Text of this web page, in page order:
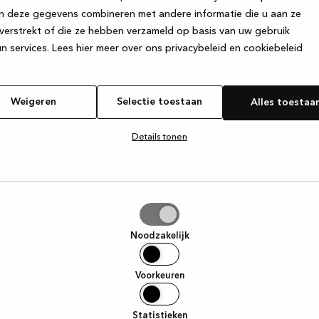
deze gegevens combineren met andere informatie die u aan ze
of die ze hebben verzameld op basis van uw gebruik
services. Lees hier meer over ons privacybeleid en cookiebeleid
Weigeren Selectie toestaan Alles
Details tonen
Noodzakelijk
Voorkeuren
Statistieken
has occurred while loadingwww.kvik.nl (see the